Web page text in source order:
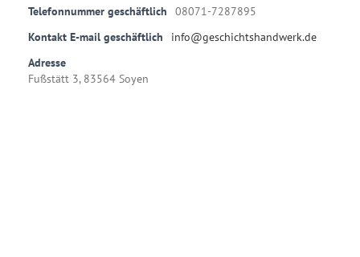
Telefonnummer geschäftlich
08071-7287895
Kontakt E-mail geschäftlich
info@geschichtshandwerk.de
Adresse
Fußstätt 3, 83564 Soyen